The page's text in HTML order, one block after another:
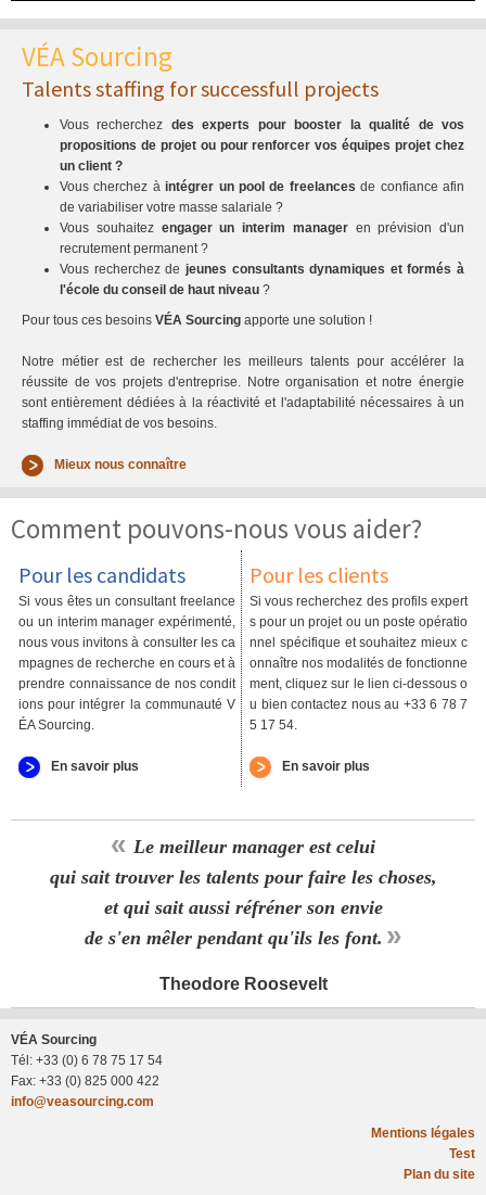
VÉA Sourcing
Talents staffing for successfull projects
Vous recherchez des experts pour booster la qualité de vos
propositions de projet ou pour renforcer vos équipes projet chez
un client ?
Vous cherchez àintégrer un pool de freelances de confiance afin
de variabiliser votre masse salariale ?
Vous souhaitezengager un interim manageren prévision d'un
recrutement permanent ?
Vous recherchez de jeunes consultants dynamiques et formés à
l'école du conseil de haut niveau ?
Pour tous ces besoins VÉA Sourcing apporte une solution !
Notre métier est de rechercher les meilleurs talents pour accélérer la
réussite de vos projets d'entreprise. Notre organisation et notre énergie
sont entièrement dédiées à la réactivité et l'adaptabilité nécessaires à un
staffing immédiat de vos besoins.
Mieux nous connaître
Comment pouvons-nous vous aider?
Pour les candidats
Si vous êtes un consultant freelance
ou un interim manager expérimenté,
nous vous invitons à consulter les ca
mpagnes de recherche en cours et à
prendre connaissance de nos condit
ions pour intégrer la communauté V
ÉA Sourcing.
En savoir plus
Pour les clients
Si vous recherchez des profils expert
s pour un projet ou un poste opératio
nnel spécifique et souhaitez mieux c
onnaître nos modalités de fonctionne
ment, cliquez sur le lien ci-dessous o
u bien contactez nous au +33 6 78 7
5 17 54.
En savoir plus
« Le meilleur manager est celui
qui sait trouver les talents pour faire les choses,
et qui sait aussi réfréner son envie
de s'en mêler pendant qu'ils les font. »
Theodore Roosevelt
VÉA Sourcing
Tél: +33 (0) 6 78 75 17 54
Fax: +33 (0) 825 000 422
info@veasourcing.com
Mentions légales
Test
Plan du site